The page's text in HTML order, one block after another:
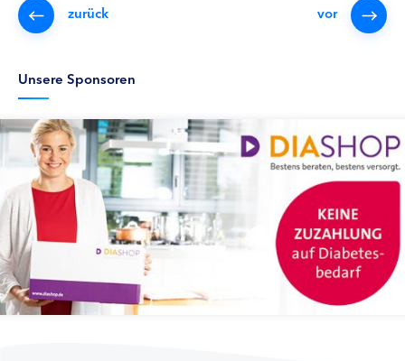
zurück vor
Unsere Sponsoren